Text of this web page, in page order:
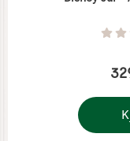
Varenummer 7423
Disney